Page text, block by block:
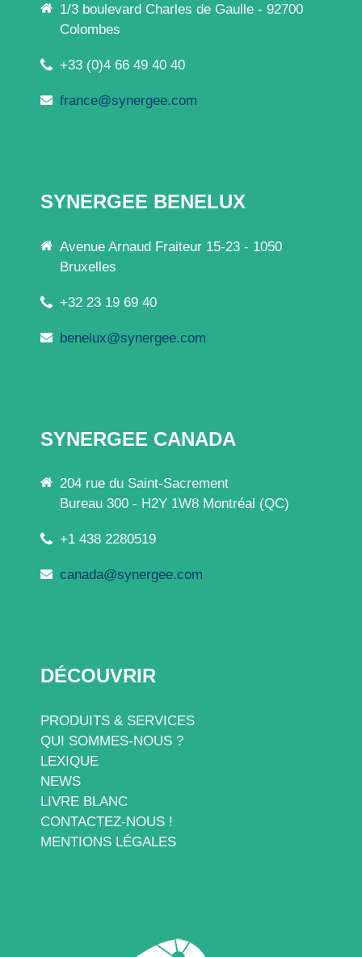
1/3 boulevard Charles de Gaulle - 92700
Colombes
+33 (0)4 66 49 40 40
france@synergee.com
SYNERGEE BENELUX
Avenue Arnaud Fraiteur 15-23 - 1050
Bruxelles
+32 23 19 69 40
benelux@synergee.com
SYNERGEE CANADA
204 rue du Saint-Sacrement
Bureau 300 - H2Y 1W8 Montréal (QC)
+1 438 2280519
canada@synergee.com
DÉCOUVRIR
PRODUITS & SERVICES
QUI SOMMES-NOUS ?
LEXIQUE
NEWS
LIVRE BLANC
CONTACTEZ-NOUS !
MENTIONS LÉGALES